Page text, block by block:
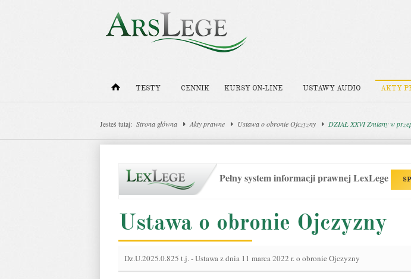
TESTY CENNIK KURSY ON-LINE USTAWY AUDIO AKTY
Jesteś tutaj: Strona główna Akty prawne Ustawa o obronie Ojczyzny DZIAŁ XXVI Zmiany w
Pełny system informacji prawnej LexLege
Ustawa o obronie Ojczyzny
Dz.U.2025.0.825 t.j.-Ustawa z dnia 11 marca 2022 r. o obronie Ojczyzny